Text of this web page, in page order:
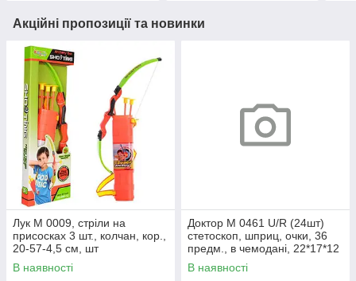
Акційні пропозиції та новинки
Лук M 0009, стріли на
присосках 3 шт., колчан, кор.,
20-57-4,5 см, шт
В наявності
Доктор M 0461 U/R (24шт)
стетоскоп, шприц, очки, 36
предм., в чемодані, 22*17*12
см, шт
В наявності